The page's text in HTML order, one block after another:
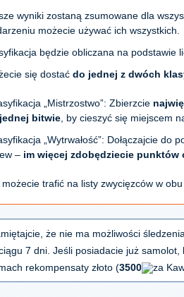
wyniki zostaną zsumowane dla
możecie używać ich wszystkich.
będzie obliczana na podstawie
się dostać do jednej z dwóch
„Mistrzostwo”: Zbierzcie
jednej bitwie , by cieszyć się miejscem
„Wytrwałość”: Dołączajcie
– im więcej zdobędziecie
możecie trafić na listy zwycięzców w
że nie ma możliwości
7 dni. Jeśli posiadacie już
rekompensaty złoto (3500 za